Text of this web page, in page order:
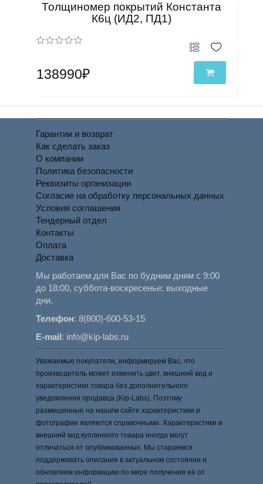
Толщиномер покрытий Константа
К6ц (ИД2, ПД1)
138990₽
Гарантии и возврат
Как сделать заказ
О компании
Политика безопасности
Реквизиты организации
Согласие на обработку персональных данных
Условия соглашения
Тендерный отдел
Контакты
Оплата
Доставка
Мы работаем для Вас по будним дням с 9:00
до 18:00, суббота-воскресенье: выходные
дни.
Телефон:8(800)-600-53-15
E-mail: info@kip-labs.ru
Уважаемые покупатели, информируем Вас, что
производитель может изменить цвет, внешний вид и
характеристики товара без дополнительного
уведомления продавца (Kip-Labs). Поэтому
размещенные на нашем сайте характеристики и
фотографии являются справочными. Характеристики и
внешний вид купленного товара иногда могут
отличаться от опубликованных. Мы стараемся
поддерживать описания в актуальном состоянии и
обновляем информацию по мере получения её от